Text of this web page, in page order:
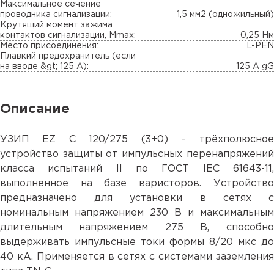
Максимальное сечение
проводника сигнализации:
1,5 мм2 (одножильный)
Крутящий момент зажима
контактов сигнализации, Mmax:
0,25 Нм
Место присоединения:
L-PEN
Плавкий предохранитель (если
на вводе &gt; 125 A):
125 A gG
Описание
УЗИП EZ C 120/275 (3+0) – трёхполюсное
устройство защиты от импульсных перенапряжений
класса испытаний II по ГОСТ IEC 61643-11,
выполненное на базе варисторов. Устройство
предназначено для установки в сетях с
номинальным напряжением 230 В и максимальным
длительным напряжением 275 В, способно
выдерживать импульсные токи формы 8/20 мкс до
40 кА. Применяется в сетях с системами заземления